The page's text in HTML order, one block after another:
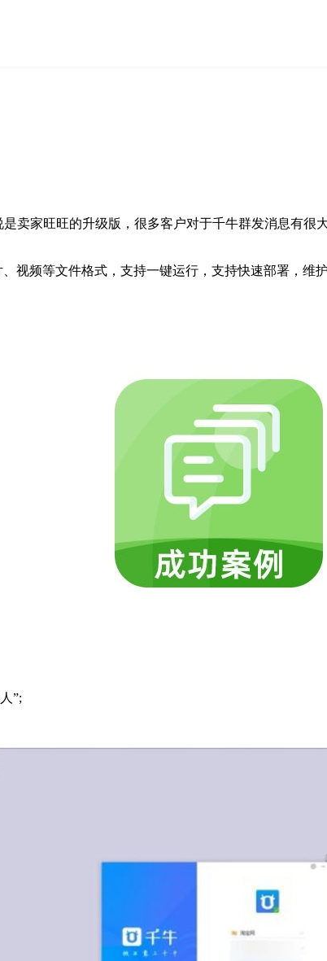
卖家旺旺的升级版，很多客户对于千牛群发消息有
视频等文件格式，支持一键运行，支持快速部署，维
”;